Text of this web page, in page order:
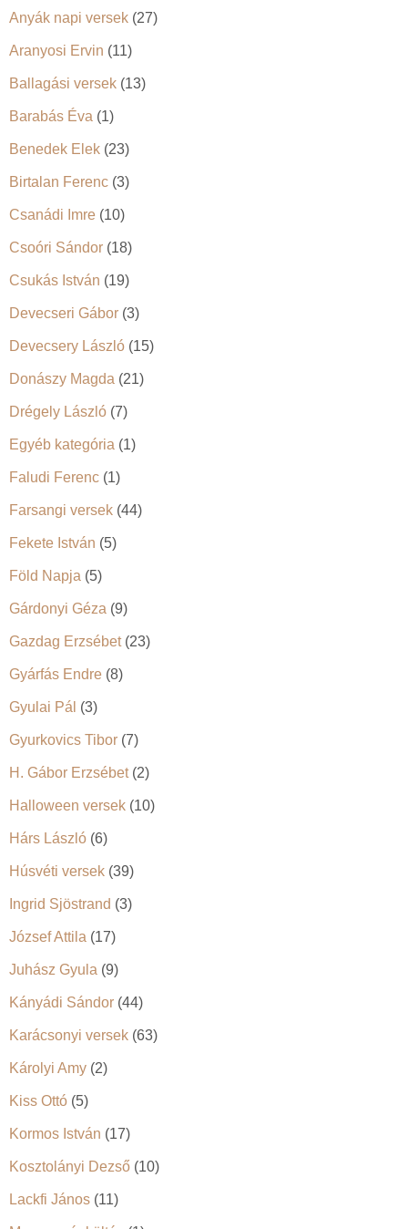
Anyák napi versek (27)
Aranyosi Ervin (11)
Ballagási versek (13)
Barabás Éva (1)
Benedek Elek (23)
Birtalan Ferenc (3)
Csanádi Imre (10)
Csoóri Sándor (18)
Csukás István (19)
Devecseri Gábor (3)
Devecsery László (15)
Donászy Magda (21)
Drégely László (7)
Egyéb kategória (1)
Faludi Ferenc (1)
Farsangi versek (44)
Fekete István (5)
Föld Napja (5)
Gárdonyi Géza (9)
Gazdag Erzsébet(23)
Gyárfás Endre (8)
Gyulai Pál (3)
Gyurkovics Tibor (7)
H. Gábor Erzsébet(2)
Halloween versek (10)
Hárs László (6)
Húsvéti versek (39)
Ingrid Sjöstrand (3)
József Attila (17)
Juhász Gyula (9)
Kányádi Sándor (44)
Karácsonyi versek (63)
Károlyi Amy (2)
Kiss Ottó (5)
Kormos István (17)
Kosztolányi Dezső (10)
Lackfi János (11)